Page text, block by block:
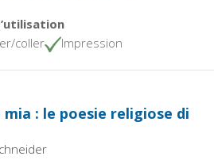
coller Impression
: le poesie religiose di